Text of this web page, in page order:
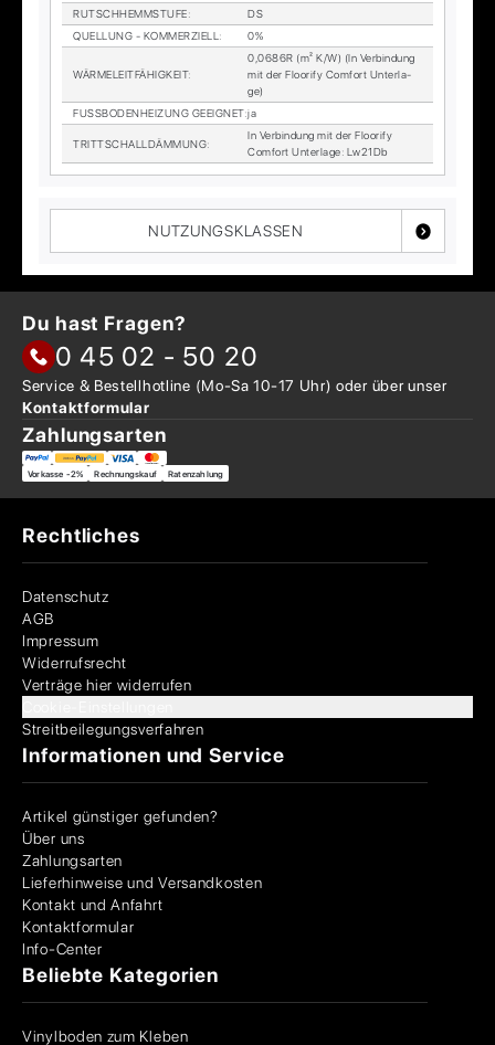
RUTSCH­HEMM­STU­FE:
DS
QUEL­LUNG - KOM­MER­ZI­ELL: 0%
WÄR­ME­LEIT­FÄ­HIG­KEIT:
0,0686R (m² K/W) (In Ver­bin­dung
mit der Floo­ri­fy Com­fort Un­ter­la­
ge)
FUSS­BO­DEN­HEI­ZUNG GE­EIG­NET:ja
TRITT­SCHALL­DÄM­MUNG:
In Ver­bin­dung mit der Floo­ri­fy
Com­fort Un­ter­la­ge: Lw21Db
NUTZUNGSKLASSEN
Du hast Fragen?
0 45 02 - 50 20
Service & Bestellhotline (Mo-Sa 10-17 Uhr) oder überunser
Kontaktformular
Zahlungsarten
Vorkasse -2% Rechnungskauf Ratenzahlung
Rechtliches
Datenschutz
AGB
Impressum
Widerrufsrecht
Verträge hier widerrufen
Streitbeilegungsverfahren
Informationen und Service
Artikel günstiger gefunden?
Über uns
Zahlungsarten
Lieferhinweise und Versandkosten
Kontakt und Anfahrt
Kontaktformular
Info-Center
Beliebte Kategorien
Vinylboden zum Kleben